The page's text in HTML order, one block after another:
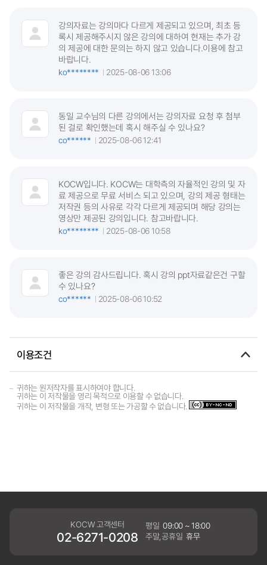
강의자료는 강의마다 다르게 제공되고 있으며, 최초 등
록시 제공해주시지 않은 강의에 대하여 현재는 추가 강
의 제공에 대한 문의는 하지 않고 있습니다.이용에 참고
바랍니다.
ko********
2025-08-06 13:06
동일 교수님의 다른 강의에서는 강의자료 요청 후 첨부
된 걸로 확인했는데 혹시 해주실 수 있나요?
co******
2025-08-06 12:41
KOCW입니다. KOCW는 대학측의 자율적인 강의 및 자
료 제공으로 무료 서비스 되고 있으며, 강의 제공 형태는
저작권 등의 사유로 각각 다르게 제공되며 해당 강의는
영상만 제공된 강의입니다. 참고바랍니다.
ko********
2025-08-06 10:58
좋은 강의 감사드립니다. 혹시 강의 ppt자료같은건 구할
수 있나요?
co******
2025-08-06 10:52
이용조건
귀하는 원저작자를 표시하여야 합니다.
귀하는 이 저작물을 영리 목적으로 이용할 수 없습니다.
귀하는 이 저작물을 개작, 변형 또는 가공할 수 없습니다.
KOCW 고객센터
02-6271-0208
평일 09:00 ~ 18:00
주말,공휴일 휴무